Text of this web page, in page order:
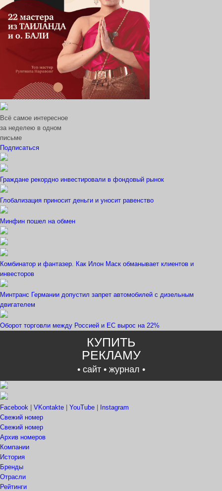
Всё самое интересное
за неделею в одном
письме
Подписаться
Граждане рекордно инвестировали в фондовый рынок
Глобализация приносит деньги и уносит равенство
Минфин пошел на обмен
Комбинатор и фантазер. Как Илон Маск обманывает клиентов и
инвесторов
Минтранс Германии допустил запрет автомобилей с дизельным
двигателем
Оборот торговли между Россией и ЕС вырос на 22%
КУПИТЬ
РЕКЛАМУ
• сайт • журнал •
Facebook VKontakte YouTube
Instagram
Свежий номер
Свежий номер
Архив номеров
Компании
История
Бренды
Отрасли
Рейтинги